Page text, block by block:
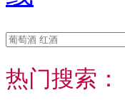
热门搜索：